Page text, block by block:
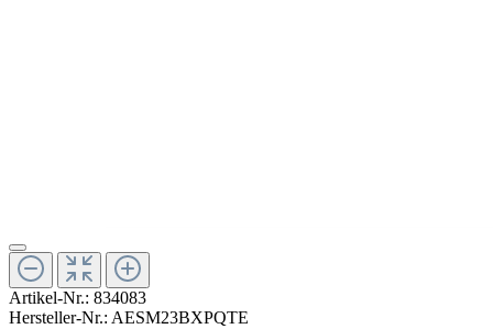
Artikel-Nr.: 834083
Hersteller-Nr.: AESM23BXPQTE